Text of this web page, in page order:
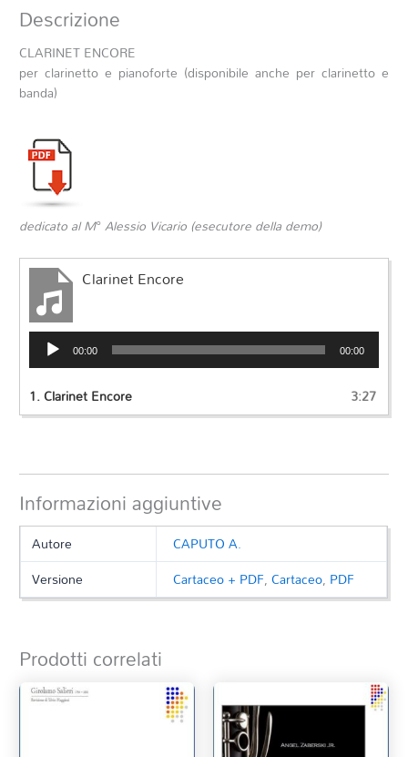
Descrizione
CLARINET ENCORE
per clarinetto e pianoforte (disponibile anche per clarinetto e
banda)
dedicato al M° Alessio Vicario (esecutore della demo)
Clarinet Encore
Audio
Player 00:00 00:00
1.Clarinet Encore 3:27
Informazioni aggiuntive
Autore
CAPUTO A.
Versione
Cartaceo + PDF,Cartaceo, PDF
Prodotti correlati